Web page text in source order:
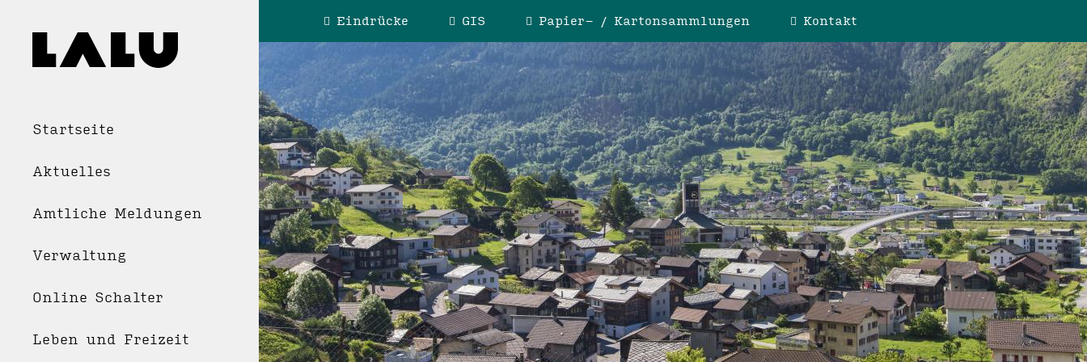
Startseite
Aktuelles
Amtliche Meldungen
Verwaltung
Online Schalter
Leben und Freizeit
Eindrücke GIS Papier- / Kartonsammlungen Kontakt